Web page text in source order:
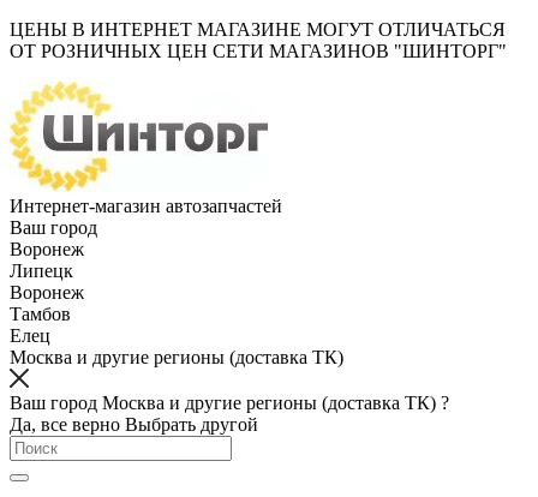
ЦЕНЫ В ИНТЕРНЕТ МАГАЗИНЕ МОГУТ ОТЛИЧАТЬСЯ
ОТ РОЗНИЧНЫХ ЦЕН СЕТИ МАГАЗИНОВ "ШИНТОРГ"
Интернет-магазин автозапчастей
Ваш город
Воронеж
Липецк
Воронеж
Тамбов
Елец
Москва и другие регионы (доставка ТК)
Ваш город Москва и другие регионы (доставка ТК) ?
Да, все верно Выбрать другой